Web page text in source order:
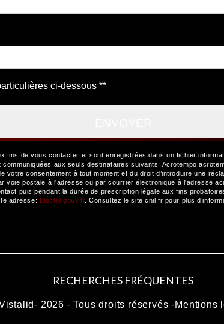
ci-dessous **
fins de vous contacter et sont enregistrées dans un fichier
aux seuls destinataires suivants: Acrotempo
votre consentement à tout moment et du droit d’introduire une
voie postale à l'adresse ou par courrier électronique à l'adresse
puis pendant la durée de prescription légale aux fins
adresse:
Bloctel.gouv.fr. Consultez le site cnil.fr pour plus
RECHERCHES FRÉQUENTES
- 2026 - Tous droits réservés -Mentions